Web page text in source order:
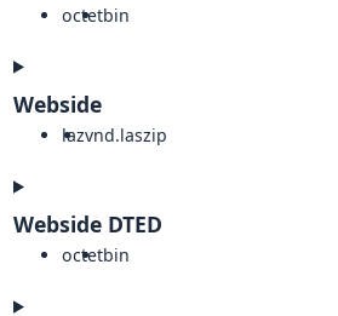
octetbin
Webside
lazvnd.laszip
Webside DTED
octetbin